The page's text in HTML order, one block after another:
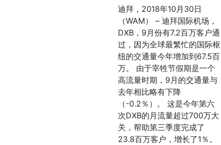
迪拜，2018年10月30日
（WAM） – 迪拜国际机场，
DXB，9月份有7.2百万客户通
过，因为全球最繁忙的国际枢
纽的交通量今年增加到67.5百
万。 由于宰牲节假期是一个
高流量时期，9月的交通量与
去年相比略有下降
（-0.2％）。 这是今年第六
次DXB的月流量超过700万大
关，帮助第三季度完成了
23.8百万客户，增长了1％。